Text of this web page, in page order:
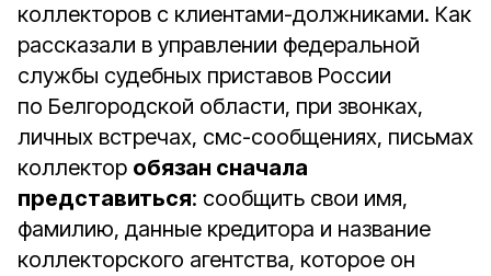
коллекторов с клиентами-должниками. Как
рассказали в управлении федеральной
службы судебных приставов России
по Белгородской области, при звонках,
личных встречах, смс-сообщениях, письмах
коллектор обязан сначала
представиться: сообщить свои имя,
фамилию, данные кредитора и название
коллекторского агентства, которое он